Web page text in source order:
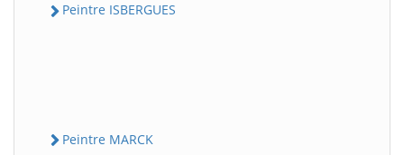
Peintre ISBERGUES
Peintre MARCK